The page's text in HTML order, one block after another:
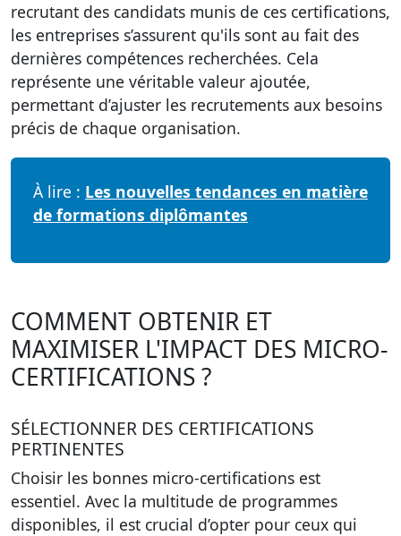
recrutant des candidats munis de ces certifications,
les entreprises s’assurent qu'ils sont au fait des
dernières compétences recherchées. Cela
représente une véritable valeur ajoutée,
permettant d’ajuster les recrutements aux besoins
précis de chaque organisation.
À lire : Les nouvelles tendances en matière
de formations diplômantes
COMMENT OBTENIR ET
MAXIMISER L'IMPACT DES MICRO-
CERTIFICATIONS ?
SÉLECTIONNER DES CERTIFICATIONS
PERTINENTES
Choisir les bonnes micro-certifications est
essentiel. Avec la multitude de programmes
disponibles, il est crucial d’opter pour ceux qui